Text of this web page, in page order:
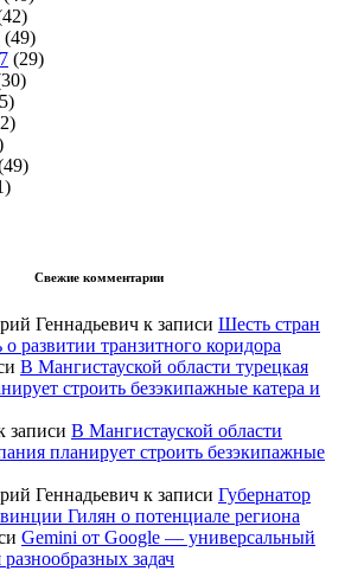
(49)
(29)
Свежие комментарии
Геннадьевич к записи Шесть стран
о развитии транзитного коридора
В Мангистауской области турецкая
строить безэкипажные катера и
записи В Мангистауской области
планирует строить безэкипажные
Геннадьевич к записи Губернатор
Гилян о потенциале региона
Gemini от Google — универсальный
разнообразных задач